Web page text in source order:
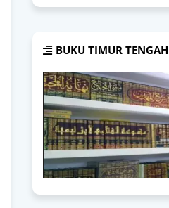
BUKU TIMUR TENGAH